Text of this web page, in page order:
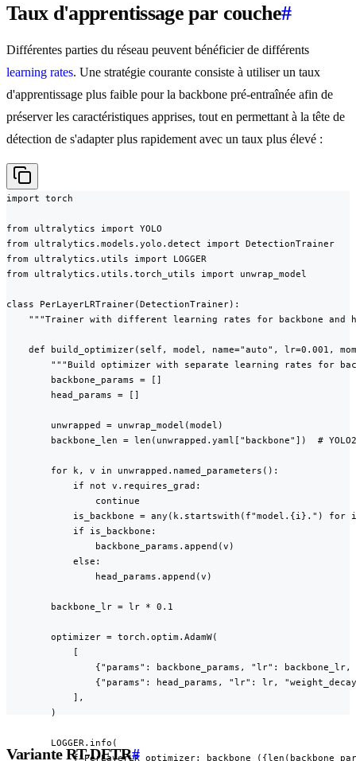
Taux d'apprentissage par couche#
Différentes parties du réseau peuvent bénéficier de différents
learning rates. Une stratégie courante consiste à utiliser un taux
d'apprentissage plus faible pour la backbone pré-entraînée afin de
préserver les caractéristiques apprises, tout en permettant à la tête de
détection de s'adapter plus rapidement avec un taux plus élevé :
import torch
from ultralytics import YOLO
from ultralytics.models.yolo.detect import DetectionTrainer
from ultralytics.utils import LOGGER
from ultralytics.utils.torch_utils import unwrap_model
class PerLayerLRTrainer(DetectionTrainer):
"""Trainer with different learning rates for backbone and
def build_optimizer(self, model, name="auto", lr=0.001,
"""Build optimizer with separate learning rates for
        backbone_params = []
        head_params = []
        unwrapped = unwrap_model(model)
backbone_len = len(unwrapped.yaml["backbone"])  #
        for k, v in unwrapped.named_parameters():
            if not v.requires_grad:
                continue
is_backbone = any(k.startswith(f"model.{i}.") for
            if is_backbone:
                backbone_params.append(v)
            else:
                head_params.append(v)
        backbone_lr = lr * 0.1
        optimizer = torch.optim.AdamW(
            [
{"params": backbone_params, "lr": backbone_lr,
{"params": head_params, "lr": lr,
            ],
        )
        LOGGER.info(
f"PerLayerLR optimizer: backbone
Variante RT-DETR#